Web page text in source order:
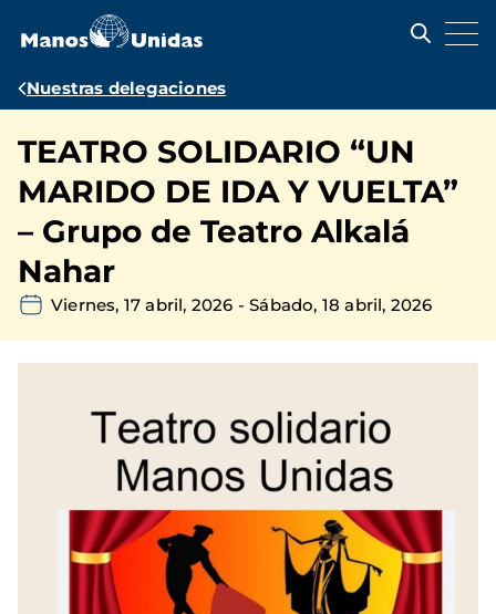
contenido
Ruta
navegación
Nuestras delegaciones
TEATRO SOLIDARIO “UN
MARIDO DE IDA Y VUELTA”
– Grupo de Teatro Alkalá
Nahar
Viernes, 17 abril, 2026 -Sábado, 18 abril, 2026